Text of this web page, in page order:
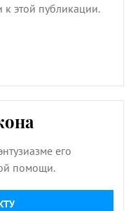
этой публикации.
его
помощи.